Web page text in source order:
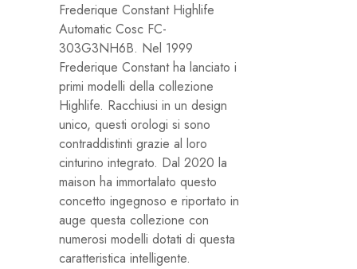
Frederique Constant Highlife
Automatic Cosc FC-
303G3NH6B. Nel 1999
Frederique Constant ha lanciato i
primi modelli della collezione
Highlife. Racchiusi in un design
unico, questi orologi si sono
contraddistinti grazie al loro
cinturino integrato. Dal 2020 la
maison ha immortalato questo
concetto ingegnoso e riportato in
auge questa collezione con
numerosi modelli dotati di questa
caratteristica intelligente.